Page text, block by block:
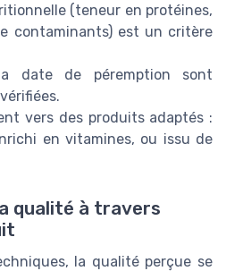
(teneur en protéines,
contaminants) est un critère
date de péremption sont
vers des produits adaptés :
en vitamines, ou issu de
qualité à travers
la qualité perçue se